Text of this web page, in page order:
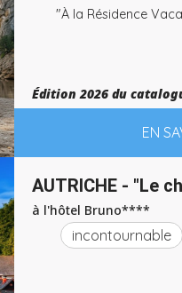
Édition 2026 du
"À la Résidence
EN
AUTRICHE - "Le
à l'hôtel Bruno****
incontournable